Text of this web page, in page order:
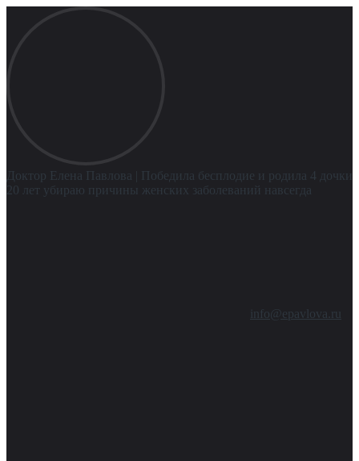
Доктор Елена Павлова
| Победила бесплодие и родила 4 дочки
20 лет убираю причины женских заболеваний навсегда
info@epavlova.ru